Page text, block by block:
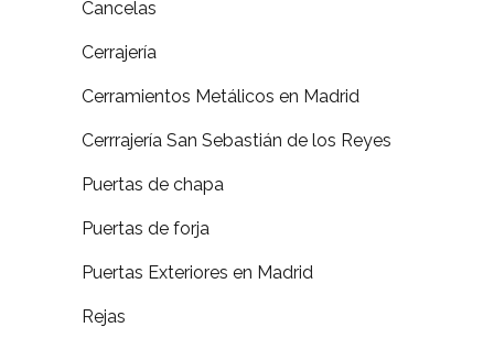
Cancelas
Cerrajería
Cerramientos Metálicos en Madrid
Cerrrajería San Sebastián de los Reyes
Puertas de chapa
Puertas de forja
Puertas Exteriores en Madrid
Rejas